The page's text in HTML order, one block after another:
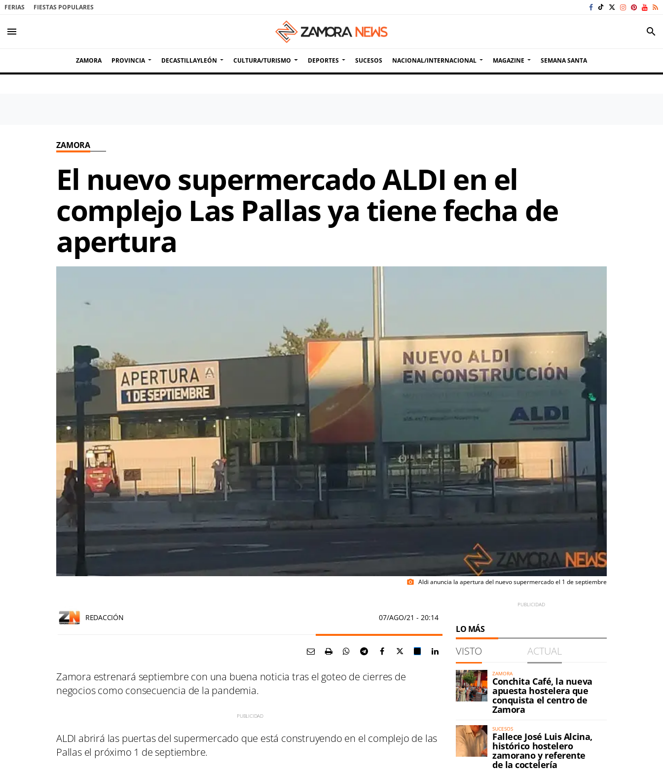
FERIAS FIESTAS POPULARES
menu search
ZAMORA PROVINCIA DECASTILLAYLEÓN CULTURA/TURISMO DEPORTES SUCESOS NACIONAL/INTERNACIONAL MAGAZINE SEMANA SANTA
ZAMORA
El nuevo supermercado ALDI en el
complejo Las Pallas ya tiene fecha de
apertura
photo_camera Aldi anuncia la apertura del nuevo supermercado el 1 de septiembre
REDACCIÓN 07/AGO/21 - 20:14
Zamora estrenará septiembre con una buena noticia tras el goteo de cierres de
negocios como consecuencia de la pandemia.
ALDI abrirá las puertas del supermercado que está construyendo en el complejo de las
Pallas el próximo 1 de septiembre.
LO MÁS
VISTO ACTUAL
ZAMORA
Conchita Café, la nueva
apuesta hostelera que
conquista el centro de
Zamora
SUCESOS
Fallece José Luis Alcina,
histórico hostelero
zamorano y referente
de la coctelería